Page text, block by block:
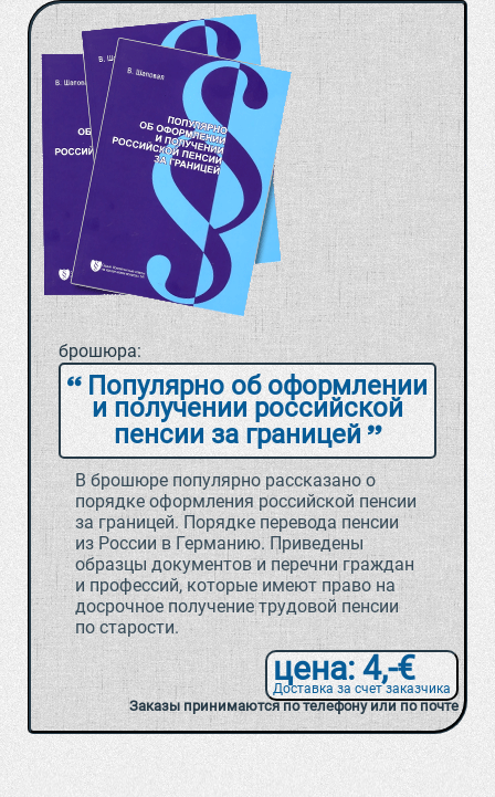
брошюра:
Популярно об оформлении
и получении российской
пенсии за границей
В брошюре популярно рассказано о
порядке оформления российской пенсии
за границей. Порядке перевода пенсии
из России в Германию. Приведены
образцы документов и перечни граждан
и профессий, которые имеют право на
досрочное получение трудовой пенсии
по старости.
цена: 4,-€
Доставка за счет заказчика
Заказы принимаются по телефону или по почте